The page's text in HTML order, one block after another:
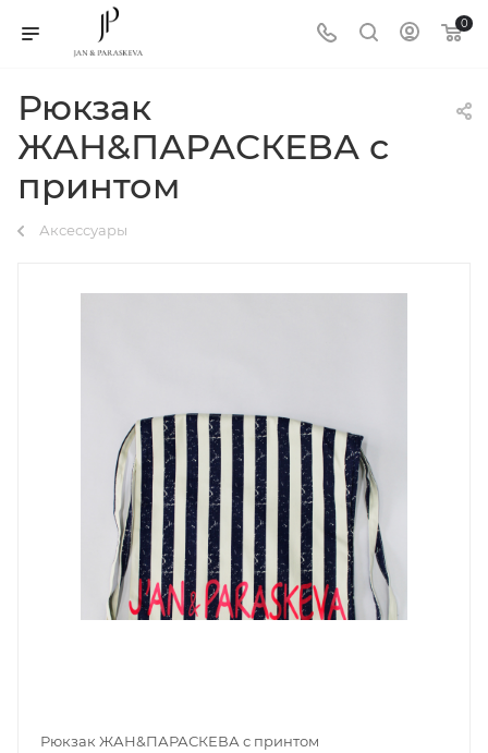
0
Рюкзак
ЖАН&ПАРАСКЕВА с
принтом
Аксессуары
Рюкзак ЖАН&ПАРАСКЕВА с принтом